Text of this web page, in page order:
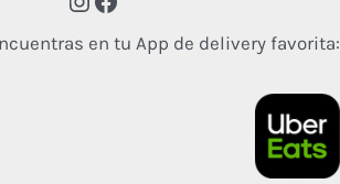
en tu App de delivery favorita: